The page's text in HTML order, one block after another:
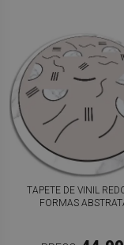
TAPETE DE VINIL
FORMAS